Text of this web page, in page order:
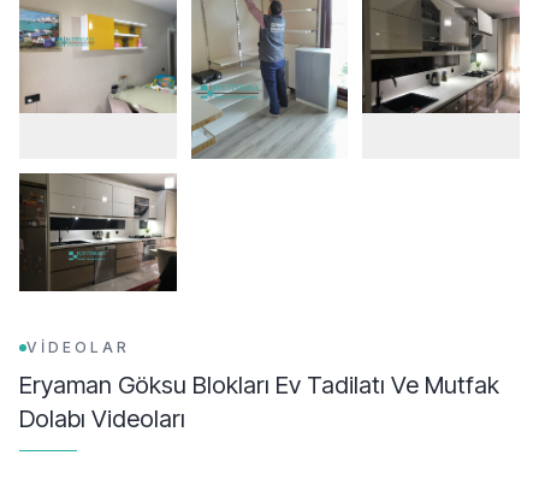
VİDEOLAR
Eryaman Göksu Blokları Ev Tadilatı Ve Mutfak
Dolabı Videoları